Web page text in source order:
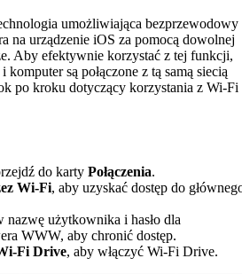
umożliwiająca bezprzewodowy
na urządzenie iOS za pomocą dowolnej
Aby efektywnie korzystać z tej funkcji,
są połączone z tą samą siecią
po kroku dotyczący korzystania z Wi-Fi
do karty Połączenia.
Wi-Fi, aby uzyskać dostęp do
nazwę użytkownika i hasło dla
WWW, aby chronić dostęp.
Fi Drive, aby włączyć Wi-Fi Drive.